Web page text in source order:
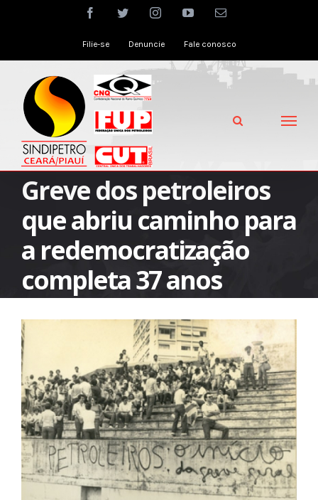
facebooktwitter instagramyoutubeEmail
Filie-se Denuncie Fale conosco
Greve dos petroleiros
que abriu caminho para
a redemocratização
completa 37 anos